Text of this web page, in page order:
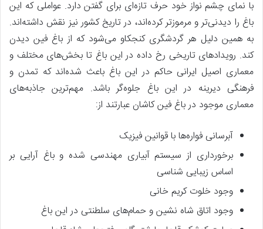
با نمای چشم نواز خود حرف تازه‌ای برای گفتن دارد. عواملی که این
باغ را دیدنی‌تر و مرموزتر کرده‌اند، در تاریخ کشور نیز نقش داشته‌اند.
به همین دلیل هر گردشگری کنجکاو می‌شود که از باغ فین دیدن
کند. رویدادهای تاریخی رخ داده در این باغ تا بخش‌های مختلف و
معماری اصیل ایرانی حاکم در این باغ باعث شده‌اند که تمدن و
فرهنگی دیرینه در این باغ جلوه‌گر باشد. مهم‌ترین جاذبه‌های
معماری موجود در باغ فین کاشان عبارتند از:
آبرسانی فواره‌ها با قوانین فیزیک
برخورداری از سیستم آبیاری مهندسی شده و باغ آرایی بر
اساس زیبایی شناسی
وجود خلوت کریم خانی
وجود اتاق شاه نشین و حمام‌های سلطنتی در این باغ